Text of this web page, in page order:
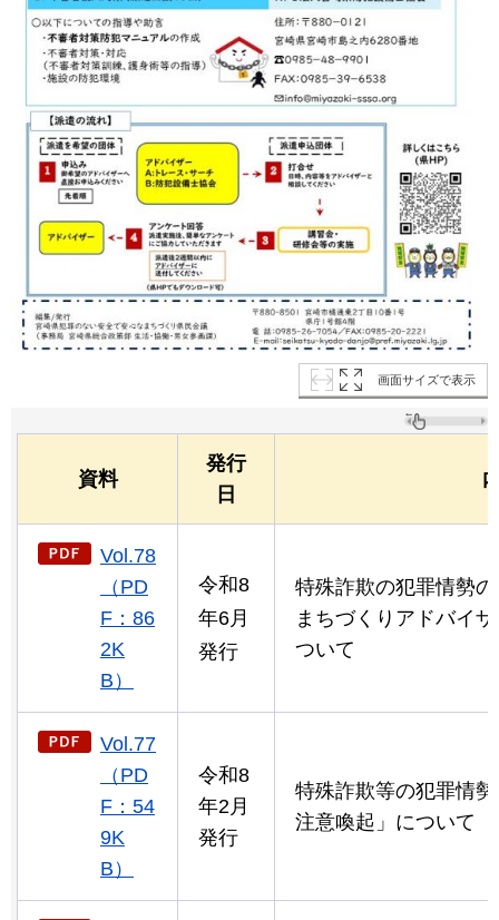
画面サイズで表示
資料
発行
日
Vol.78
（PD
F：86
2K
B）
令和8
年6月
発行
特殊詐欺の犯罪情勢
まちづくりアドバイ
ついて
Vol.77
（PD
F：54
9K
B）
令和8
年2月
発行
特殊詐欺等の犯罪情
注意喚起」について